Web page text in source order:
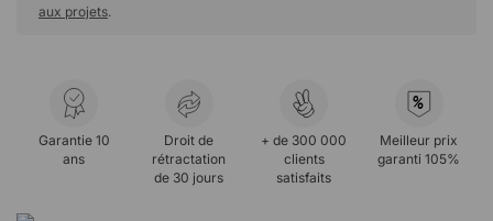
aux projets.
Garantie 10
ans
Droit de
rétractation
de 30 jours
+ de 300 000
clients
satisfaits
%
Meilleur prix
garanti 105%